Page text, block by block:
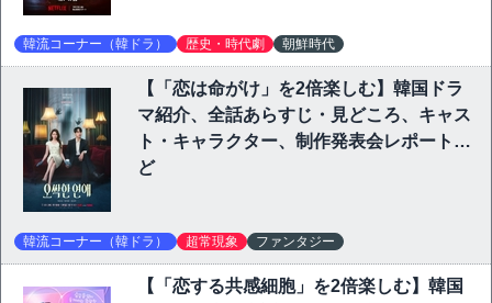
韓流コーナー（韓ドラ） 歴史・時代劇 朝鮮時代
【「恋は命がけ」を2倍楽しむ】韓国ドラ
マ紹介、全話あらすじ・見どころ、キャス
ト・キャラクター、制作発表会レポートな
ど
韓流コーナー（韓ドラ） 超常現象 ファンタジー
【「恋する共感細胞」を2倍楽しむ】韓国